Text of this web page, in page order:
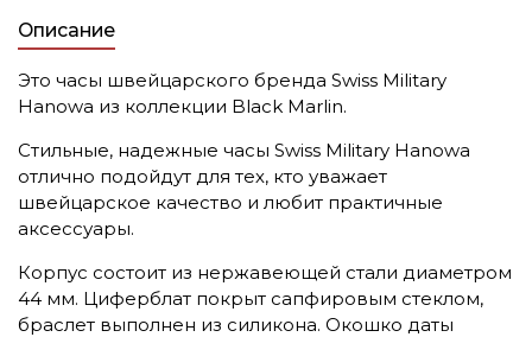
Описание
Это часы швейцарского бренда Swiss Military
Hanowa из коллекции Black Marlin.
Стильные, надежные часы Swiss Military Hanowa
отлично подойдут для тех, кто уважает
швейцарское качество и любит практичные
аксессуары.
Корпус состоит из нержавеющей стали диаметром
44 мм. Циферблат покрыт сапфировым стеклом,
браслет выполнен из силикона. Окошко даты